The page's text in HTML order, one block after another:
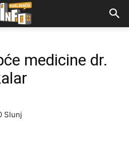
medicine dr.
Slunj